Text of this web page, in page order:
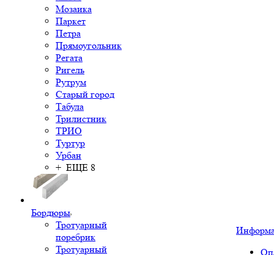
Мозаика
Паркет
Петра
Прямоугольник
Регата
Ригель
Рутрум
Старый город
Табула
Трилистник
ТРИО
Туртур
Урбан
+ ЕЩЕ 8
Бордюры
Тротуарный
поребрик
Тротуарный